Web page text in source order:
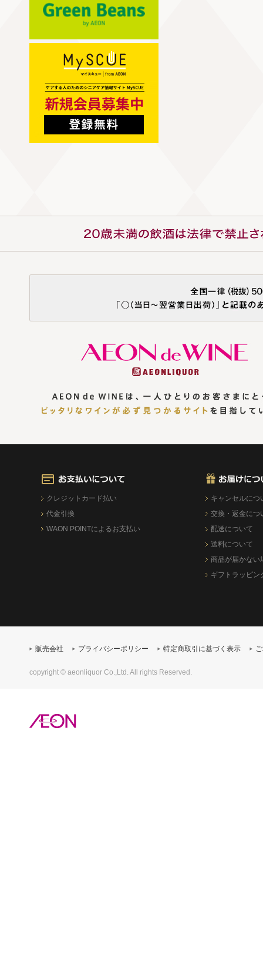
クレジットカード払い
代金引換
WAON POINTによるお支払い
キャンセルにつ
交換・返金につ
配送について
送料について
商品が届かない
ギフトラッピン
販売会社 プライバシーポリシー 特定商取引に基づく表示
copyright © aeonliquor Co.,Ltd. All rights Reserved.